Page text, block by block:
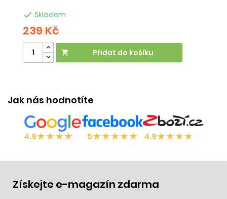
 Skladem
239 Kč
 Přidat do košíku
Jak nás hodnotíte
4.9★★★★ 5★★★★★ 4.9★★★★
Získejte e-magazín zdarma